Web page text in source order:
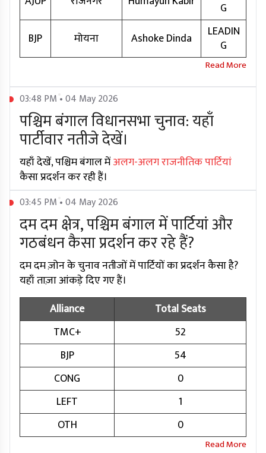
G
BJP
मोयना Ashoke Dinda
LEADIN
G
03:48 PM • 04 May 2026
पश्चिम बंगाल विधानसभा चुनाव: यहाँ
पार्टीवार नतीजे देखें।
यहाँ देखें, पश्चिम बंगाल मेंअलग-अलग राजनीतिक पार्टियां
कैसा प्रदर्शन कर रही हैं।
03:45 PM • 04 May 2026
दम दम क्षेत्र, पश्चिम बंगाल में पार्टियां और
गठबंधन कैसा प्रदर्शन कर रहे हैं?
दम दम ज़ोन के चुनाव नतीजों में पार्टियों का प्रदर्शन कैसा है?
यहाँ ताज़ा आंकड़े दिए गए हैं।
Alliance
Total Seats
TMC+
52
BJP
54
CONG
0
LEFT
1
OTH
0